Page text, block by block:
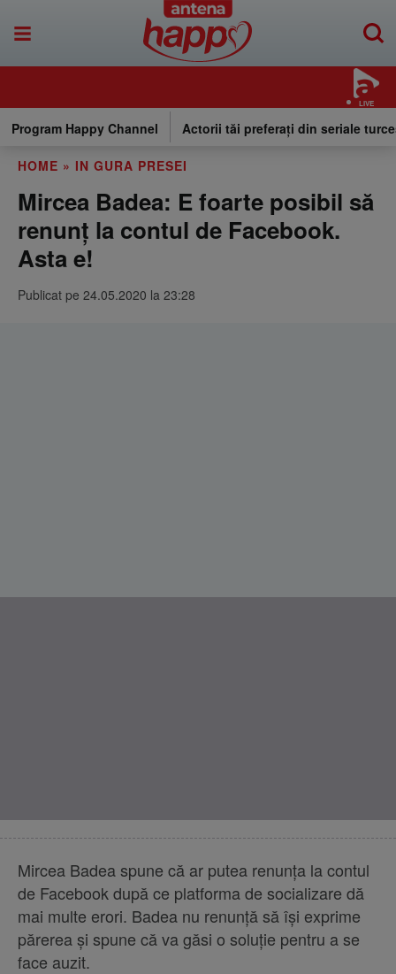
LIVE
Program Happy Channel Actorii tăi preferați din seriale
HOME » IN GURA PRESEI
Mircea Badea: E foarte posibil să
renunț la contul de Facebook.
Asta e!
Publicat pe 24.05.2020 la 23:28
Mircea Badea spune că ar putea renunța la contul
de Facebook după ce platforma de socializare dă
mai multe erori. Badea nu renunță să își exprime
părerea și spune că va găsi o soluție pentru a se
face auzit.